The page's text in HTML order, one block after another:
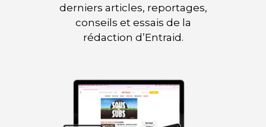
derniers articles, reportages,
conseils et essais de la
rédaction d’Entraid.